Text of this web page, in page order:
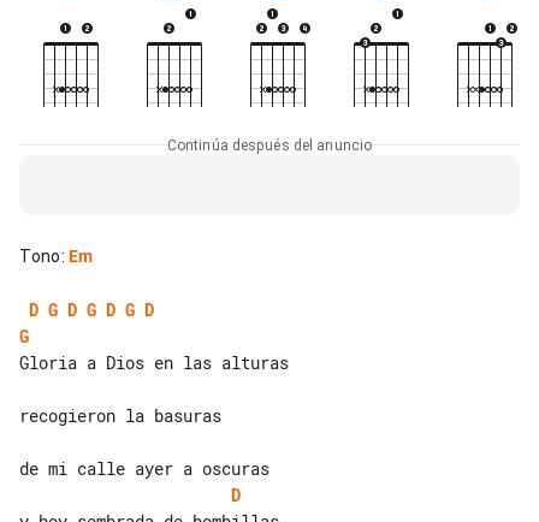
Continúa después del anuncio
Tono: Em
D G D G D G D
G
Gloria a Dios en las alturas
recogieron la basuras
D